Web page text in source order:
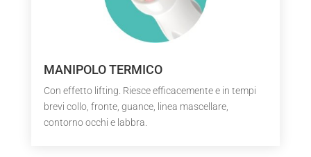
MANIPOLO TERMICO
Con effetto lifting. Riesce efficacemente e in tempi
brevi collo, fronte, guance, linea mascellare,
contorno occhi e labbra.